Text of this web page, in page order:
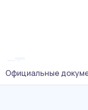
Официальные